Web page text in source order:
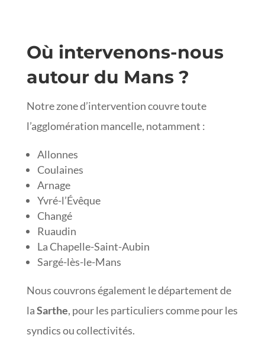
Où intervenons-nous
autour du Mans ?
Notre zone d’intervention couvre toute
l’agglomération mancelle, notamment :
Allonnes
Coulaines
Arnage
Yvré-l’Évêque
Changé
Ruaudin
La Chapelle-Saint-Aubin
Sargé-lès-le-Mans
Nous couvrons également le département de
laSarthe, pour les particuliers comme pour les
syndics ou collectivités.